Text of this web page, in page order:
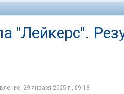
"Лейкерс".
29 января 2025 г., 09:13